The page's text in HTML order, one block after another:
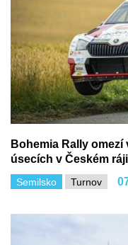
Bohemia Rally
úsecích v Českém
Semilsko Turnov